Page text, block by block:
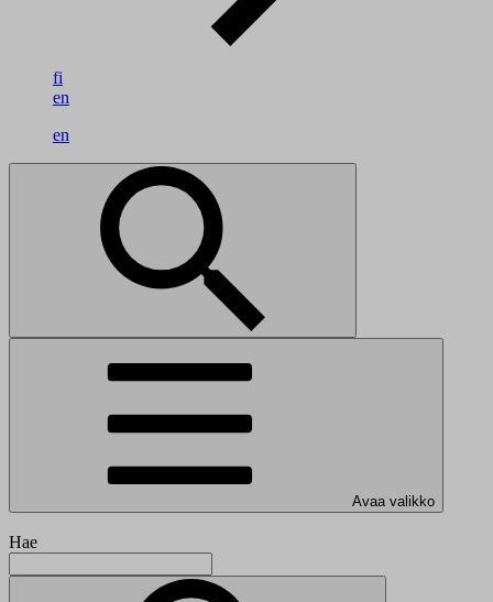
fi
en
en
Avaa valikko
Hae